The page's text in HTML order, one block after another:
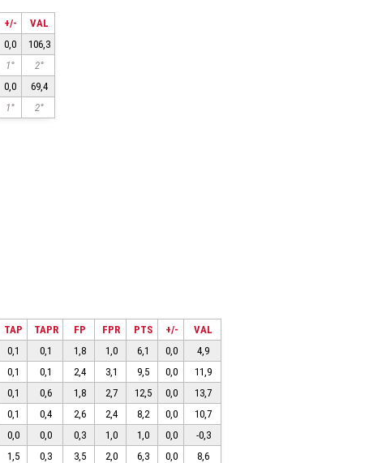
+/-
VAL
0,0
106,3
1°
2°
0,0
69,4
1° 2°
TAP TAPR FP FPR PTS +/-
VAL
0,1 0,1 1,8 1,0 6,1 0,0
4,9
0,1 0,1 2,4 3,1 9,5 0,0
11,9
0,1 0,6 1,8 2,7 12,5 0,0
13,7
0,1 0,4 2,6 2,4 8,2 0,0
10,7
0,0 0,0 0,3 1,0 1,0 0,0
-0,3
1,5 0,3 3,5 2,0 6,3 0,0
8,6